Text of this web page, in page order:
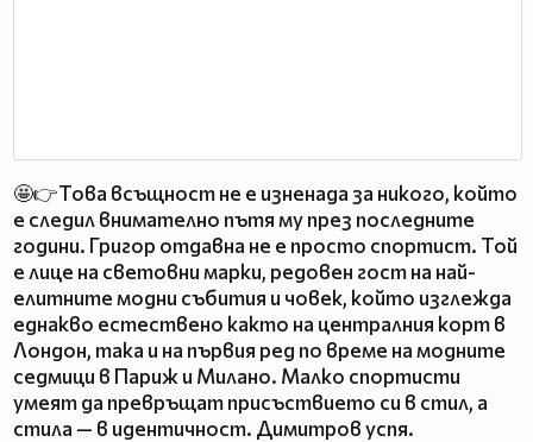
🤩👉Това всъщност не е изненада за никого, който
е следил внимателно пътя му през последните
години. Григор отдавна не е просто спортист. Той
е лице на световни марки, редовен гост на най-
елитните модни събития и човек, който изглежда
еднакво естествено както на централния корт в
Лондон, така и на първия ред по време на модните
седмици в Париж и Милано. Малко спортисти
умеят да превръщат присъствието си в стил, а
стилa — в идентичност. Димитров успя.